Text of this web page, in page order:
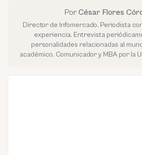
Por César Flores
Director de Infomercado. Periodista
experiencia. Entrevista
personalidades relacionadas al
académico. Comunicador y MBA por la